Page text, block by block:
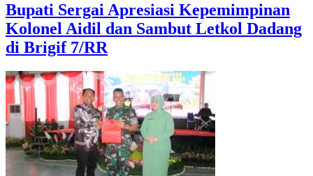
Bupati Sergai Apresiasi Kepemimpinan
Kolonel Aidil dan Sambut Letkol Dadang
di Brigif 7/RR